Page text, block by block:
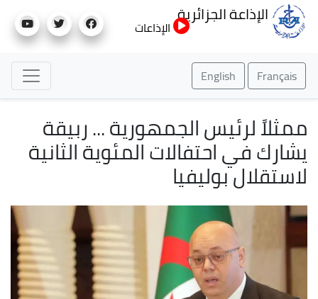
إلى
الإذاعة الجزائرية
الإذاعات
Français
English
ممثلاً لرئيس الجمهورية ... ربيقة
يشارك في احتفالات المئوية الثانية
لاستقلال بوليفيا